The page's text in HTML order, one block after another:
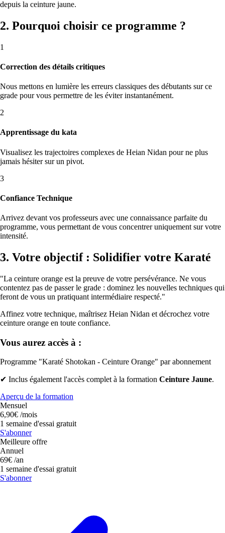
depuis la ceinture jaune.
2. Pourquoi choisir ce programme ?
1
Correction des détails critiques
Nous mettons en lumière les erreurs classiques des débutants sur ce
grade pour vous permettre de les éviter instantanément.
2
Apprentissage du kata
Visualisez les trajectoires complexes de Heian Nidan pour ne plus
jamais hésiter sur un pivot.
3
Confiance Technique
Arrivez devant vos professeurs avec une connaissance parfaite du
programme, vous permettant de vous concentrer uniquement sur votre
intensité.
3. Votre objectif : Solidifier votre Karaté
"La ceinture orange est la preuve de votre persévérance. Ne vous
contentez pas de passer le grade : dominez les nouvelles techniques qui
feront de vous un pratiquant intermédiaire respecté."
Affinez votre technique, maîtrisez Heian Nidan et décrochez votre
ceinture orange en toute confiance.
Vous aurez accès à :
Programme "Karaté Shotokan - Ceinture Orange" par abonnement
✔ Inclus également l'accès complet à la formation Ceinture Jaune.
Aperçu de la formation
Mensuel
6,90€ /mois
1 semaine d'essai gratuit
S'abonner
Meilleure offre
Annuel
69€ /an
1 semaine d'essai gratuit
S'abonner